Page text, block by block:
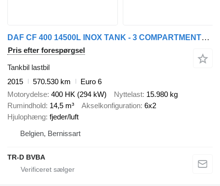
DAF CF 400 14500L INOX TANK - 3 COMPARTMENTS - INTARDER
Pris efter forespørgsel
Tankbil lastbil
2015
570.530 km
Euro 6
Motorydelse 400 HK (294 kW) Nyttelast 15.980 kg
Rumindhold 14,5 m³ Akselkonfiguration 6x2
Hjulophæng fjeder/luft
Belgien, Bernissart
TR-D BVBA